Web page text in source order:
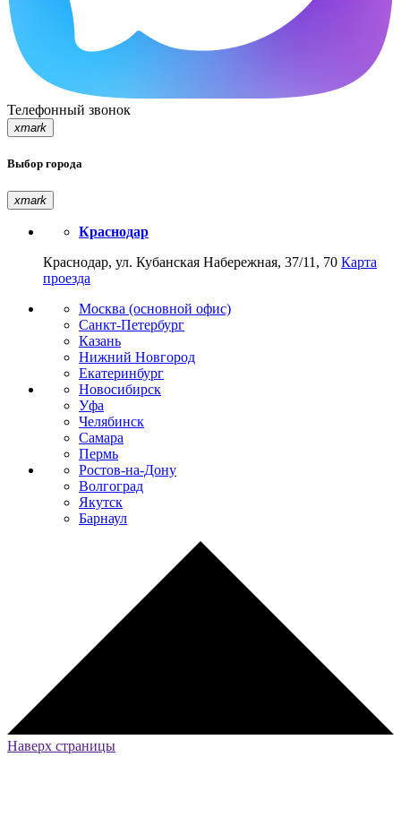
Телефонный звонок
xmark
Выбор города
xmark
Краснодар
Краснодар, ул. Кубанская Набережная, 37/11, 70 Карта
проезда
Москва (основной офис)
Санкт-Петербург
Казань
Нижний Новгород
Екатеринбург
Новосибирск
Уфа
Челябинск
Самара
Пермь
Ростов-на-Дону
Волгоград
Якутск
Барнаул
Наверх страницы